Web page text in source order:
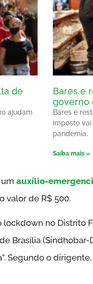
de
ajudam
Bares e
governo
Bares e
imposto
pandemia.
Saiba mais »
umauxílio-
valor de R$ 500.
no Distrito
Brasília
Segundo o